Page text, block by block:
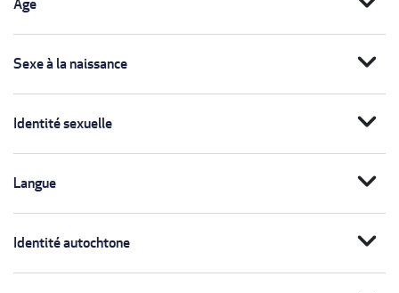
Sexe à la naissance expand_more
Identité sexuelle expand_more
Langue expand_more
Identité autochtone expand_more